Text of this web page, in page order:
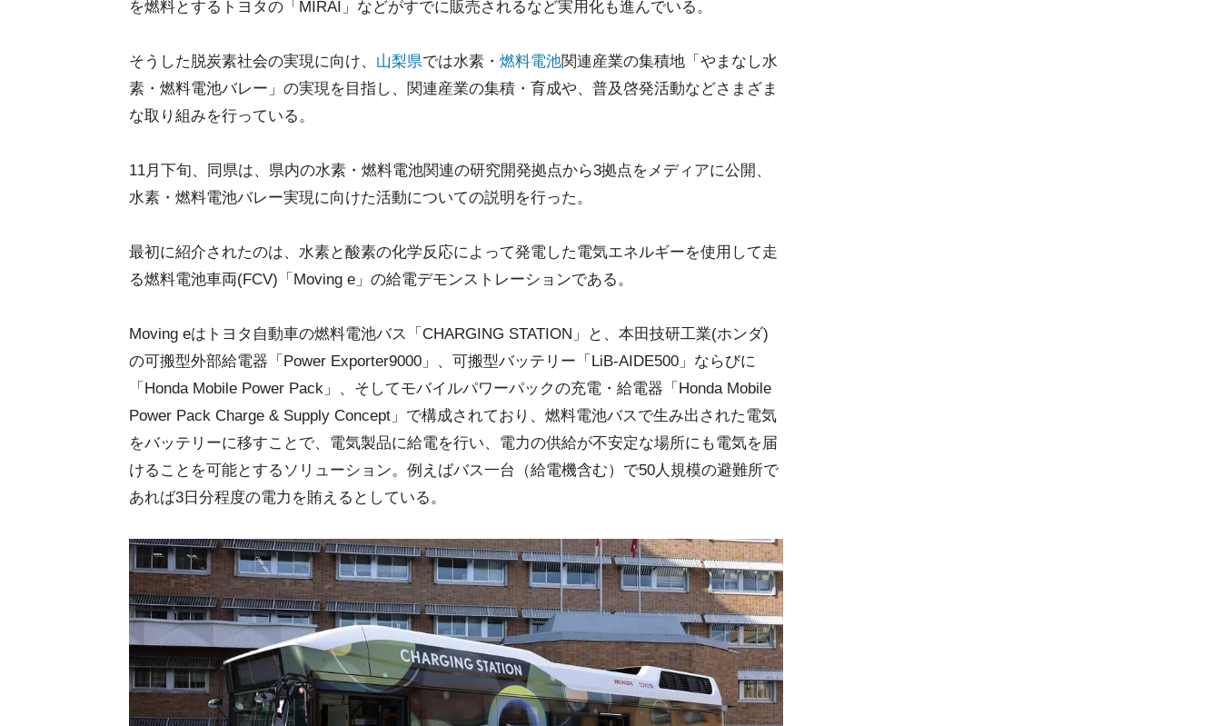
を燃料とするトヨタの「MIRAI」などがすでに販売されるなど実用化も進んでいる。
そうした脱炭素社会の実現に向け、 山梨県では水素・ 燃料電池関連産業の集積地「やまなし水
素・燃料電池バレー」の実現を目指し、関連産業の集積・育成や、普及啓発活動などさまざま
な取り組みを行っている。
11月下旬、同県は、県内の水素・燃料電池関連の研究開発拠点から3拠点をメディアに公開、
水素・燃料電池バレー実現に向けた活動についての説明を行った。
最初に紹介されたのは、水素と酸素の化学反応によって発電した電気エネルギーを使用して走
る燃料電池車両(FCV)「Moving e」の給電デモンストレーションである。
Moving eはトヨタ自動車の燃料電池バス「CHARGING STATION」と、本田技研工業(ホンダ)
の可搬型外部給電器「Power Exporter9000」、可搬型バッテリー「LiB-AIDE500」ならびに
「Honda Mobile Power Pack」、そしてモバイルパワーパックの充電・給電器「Honda Mobile
Power Pack Charge & Supply Concept」で構成されており、燃料電池バスで生み出された電気
をバッテリーに移すことで、電気製品に給電を行い、電力の供給が不安定な場所にも電気を届
けることを可能とするソリューション。例えばバス一台（給電機含む）で50人規模の避難所で
あれば3日分程度の電力を賄えるとしている。